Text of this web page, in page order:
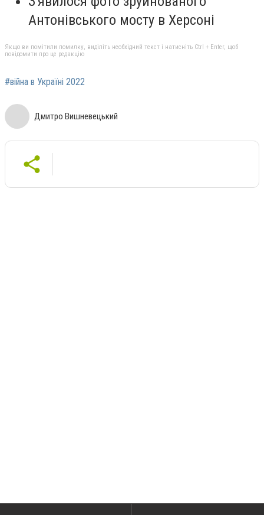
Антонівського мосту в Херсоні
Якщо ви помітили помилку, виділіть необхідний текст і натисніть Ctrl + Enter, щоб
повідомити про це редакцію
#війна в Україні 2022
Дмитро Вишневецький